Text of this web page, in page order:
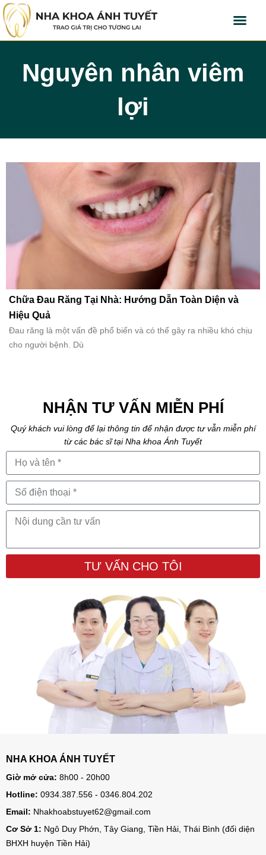
Nguyên nhân viêm
lợi
Chữa Đau Răng Tại Nhà: Hướng Dẫn Toàn Diện và
Hiệu Quả
Đau răng là một vấn đề phổ biến và có thể gây ra nhiều khó chịu
cho người bệnh. Dù
NHẬN TƯ VẤN MIỄN PHÍ
Quý khách vui lòng để lại thông tin để nhận được tư vẫn miễn phí
từ các bác sĩ tại Nha khoa Ánh Tuyết
TƯ VẤN CHO TÔI
NHA KHOA ÁNH TUYẾT
Giờ mở cửa: 8h00 - 20h00
Hotline: 0934.387.556 - 0346.804.202
Email: Nhakhoabstuyet62@gmail.com
Cơ Sở 1: Ngô Duy Phớn, Tây Giang, Tiền Hải, Thái Bình (đối diện
BHXH huyện Tiền Hải)